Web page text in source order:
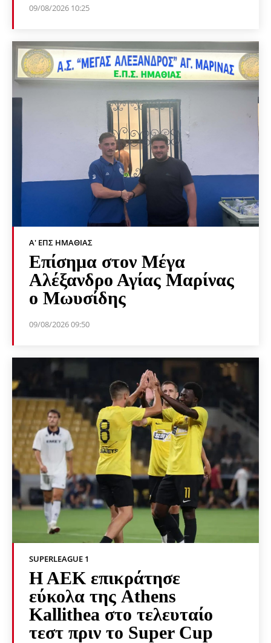
09/08/2026 10:25
Α' ΕΠΣ ΗΜΑΘΊΑΣ
Επίσημα στον Μέγα
Αλέξανδρο Αγίας Μαρίνας
ο Μωυσίδης
09/08/2026 09:50
SUPERLEAGUE 1
Η ΑΕΚ επικράτησε
εύκολα της Athens
Kallithea στο τελευταίο
τεστ πριν το Super Cup